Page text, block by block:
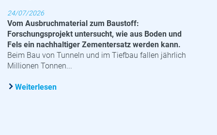
24/07/2026
Vom Ausbruchmaterial zum Baustoff:
Forschungsprojekt untersucht, wie aus Boden und
Fels ein nachhaltiger Zementersatz werden kann.
Beim Bau von Tunneln und im Tiefbau fallen jährlich
Millionen Tonnen...
Weiterlesen